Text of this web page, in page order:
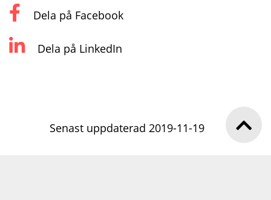
Dela på Facebook
Dela på LinkedIn
Senast uppdaterad 2019-11-19